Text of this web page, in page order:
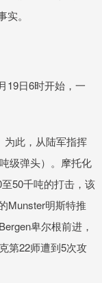
。
19日6时开始，一
为此，从陆军指挥
级弹头）。摩托化
50千吨的打击，该
Munster明斯特推
卑尔根前进，
第22师遭到5次攻